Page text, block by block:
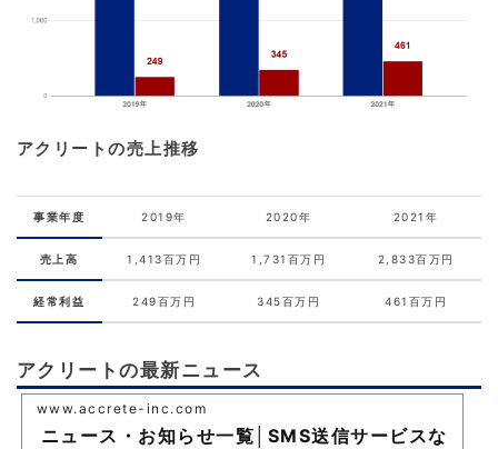
アクリートの売上推移
事業年度 2019年 2020年 2021年
売上高 1,413百万円 1,731百万円 2,833百万円
経常利益 249百万円 345百万円 461百万円
アクリートの最新ニュース
www.accrete-inc.com
ニュース・お知らせ一覧│SMS送信サービスな